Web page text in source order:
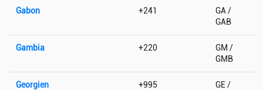
Gabon +241
GA /
GAB
Gambia +220
GM /
GMB
Georgien +995
GE /